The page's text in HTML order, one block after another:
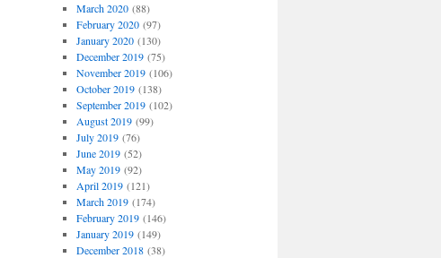
March 2020(88)
February 2020(97)
January 2020(130)
December 2019(75)
November 2019(106)
October 2019(138)
September 2019(102)
August 2019(99)
July 2019(76)
June 2019(52)
May 2019(92)
April 2019(121)
March 2019(174)
February 2019(146)
January 2019(149)
December 2018(38)